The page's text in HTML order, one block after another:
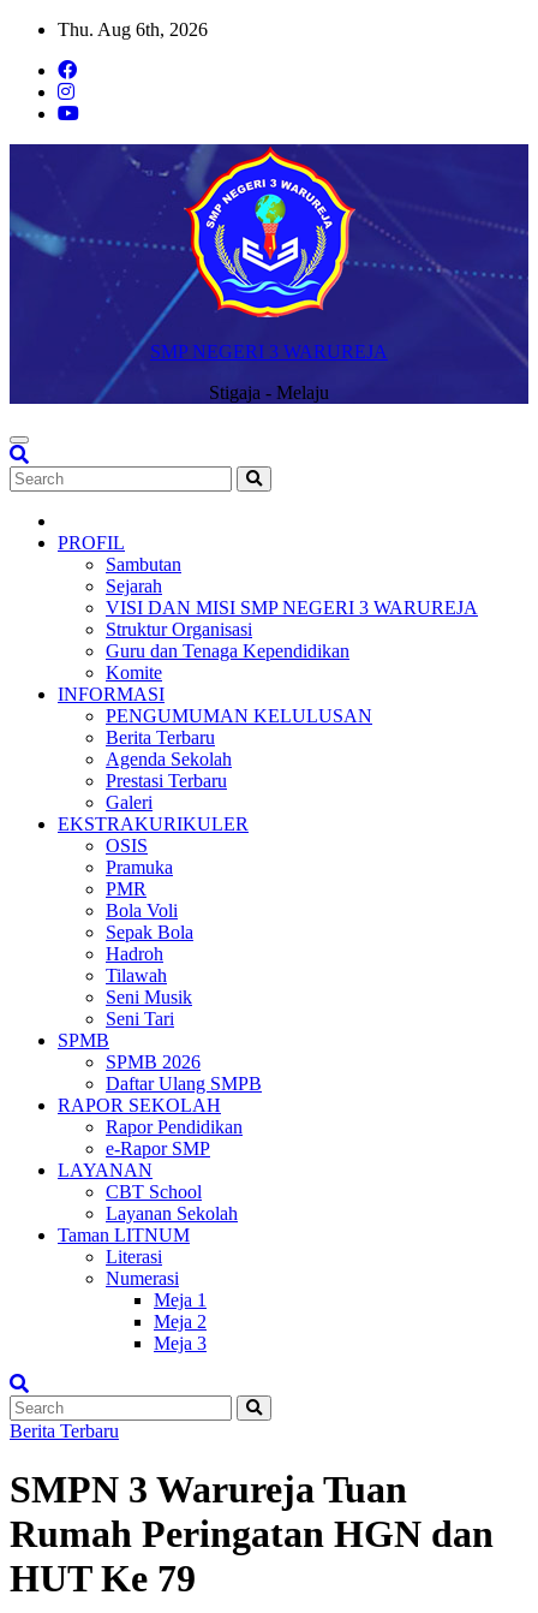
Skip
content
Thu. Aug 6th, 2026
SMP NEGERI 3 WARUREJA
Stigaja - Melaju
PROFIL
Sambutan
Sejarah
VISI DAN MISI SMP NEGERI 3 WARUREJA
Struktur Organisasi
Guru dan Tenaga Kependidikan
Komite
INFORMASI
PENGUMUMAN KELULUSAN
Berita Terbaru
Agenda Sekolah
Prestasi Terbaru
Galeri
EKSTRAKURIKULER
OSIS
Pramuka
PMR
Bola Voli
Sepak Bola
Hadroh
Tilawah
Seni Musik
Seni Tari
SPMB
SPMB 2026
Daftar Ulang SMPB
RAPOR SEKOLAH
Rapor Pendidikan
e-Rapor SMP
LAYANAN
CBT School
Layanan Sekolah
Taman LITNUM
Literasi
Numerasi
Meja 1
Meja 2
Meja 3
Berita Terbaru
SMPN 3 Warureja Tuan
Rumah Peringatan HGN dan
HUT Ke 79